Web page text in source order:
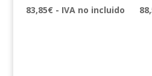
83,85€ - IVA no incluido